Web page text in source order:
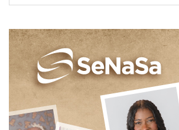
for: